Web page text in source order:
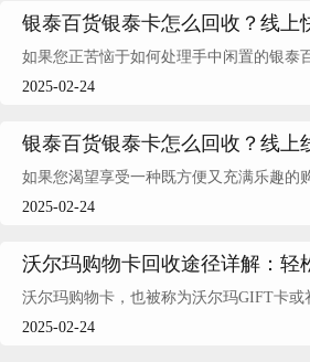
银泰百货银泰卡怎么回收？线上
如果您正苦恼于如何处理手中闲置的银泰
2025-02-24
银泰百货银泰卡怎么回收？线上
如果您渴望享受一种既方便又充满乐趣的
2025-02-24
沃尔玛购物卡回收途径详解：轻
沃尔玛购物卡，也被称为沃尔玛GIFT卡或
2025-02-24